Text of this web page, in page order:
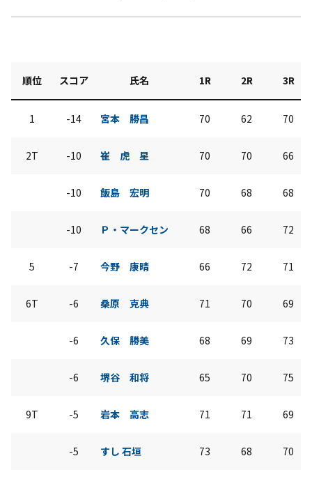
順位 スコア 氏名 1R 2R 3R
1 -14 宮本 勝昌 70 62 70
2T -10 崔 虎 星 70 70 66
-10 飯島 宏明 70 68 68
-10 Ｐ・マークセン 68 66 72
5 -7 今野 康晴 66 72 71
6T -6 桑原 克典 71 70 69
-6 久保 勝美 68 69 73
-6 堺谷 和将 65 70 75
9T -5 岩本 高志 71 71 69
-5 すし 石垣 73 68 70